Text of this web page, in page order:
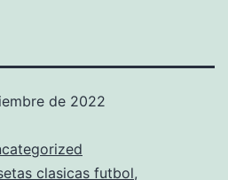
de 2022
clasicas futbol,